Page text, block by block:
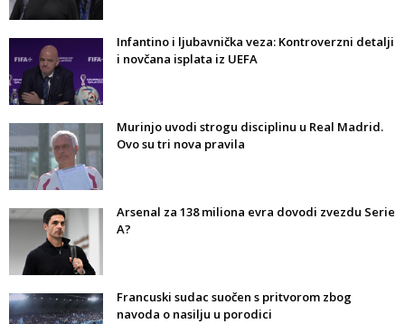
Infantino i ljubavnička veza: Kontroverzni detalji
i novčana isplata iz UEFA
Murinjo uvodi strogu disciplinu u Real Madrid.
Ovo su tri nova pravila
Arsenal za 138 miliona evra dovodi zvezdu Serie
A?
Francuski sudac suočen s pritvorom zbog
navoda o nasilju u porodici